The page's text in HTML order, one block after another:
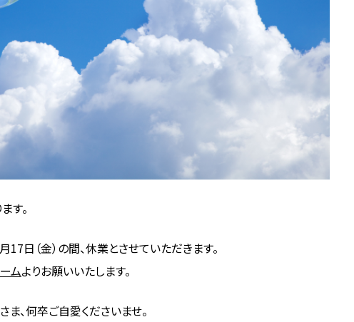
す。
17日（金）の間、休業とさせていただきます。
ムよりお願いいたします。
ま、何卒ご自愛くださいませ。